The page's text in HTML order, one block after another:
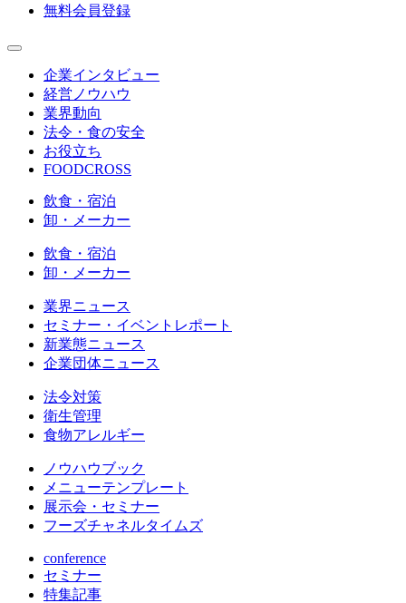
無料会員登録
企業インタビュー
経営ノウハウ
業界動向
法令・食の安全
お役立ち
FOODCROSS
飲食・宿泊
卸・メーカー
飲食・宿泊
卸・メーカー
業界ニュース
セミナー・イベントレポート
新業態ニュース
企業団体ニュース
法令対策
衛生管理
食物アレルギー
ノウハウブック
メニューテンプレート
展示会・セミナー
フーズチャネルタイムズ
conference
セミナー
特集記事